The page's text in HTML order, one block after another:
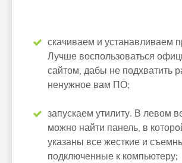
скачиваем и устанавливаем
Лучше воспользоваться
сайтом, дабы не подхватить
ненужное вам ПО;
запускаем утилиту. В левом
можно найти панель, в
указаны все жесткие и
подключенные к компьютеру;